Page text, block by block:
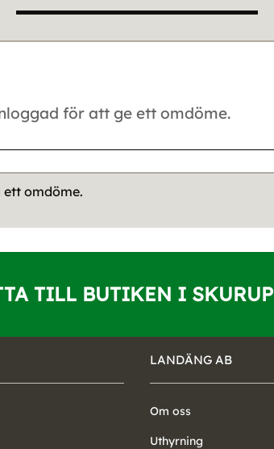
omdöme.
TILL BUTIKEN I SKURUP
LANDÄNG AB
Om oss
Uthyrning